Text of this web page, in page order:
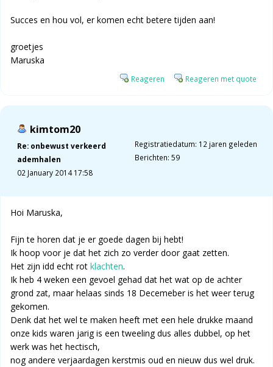
Succes en hou vol, er komen echt betere tijden aan!
groetjes
Maruska
Reageren Reageren met quote
kimtom20
Re: onbewust verkeerd
ademhalen
02 January 2014 17:58
Registratiedatum: 12 jaren geleden
Berichten: 59
Hoi Maruska,
Fijn te horen dat je er goede dagen bij hebt!
Ik hoop voor je dat het zich zo verder door gaat zetten.
Het zijn idd echt rot klachten.
Ik heb 4 weken een gevoel gehad dat het wat op de achter
grond zat, maar helaas sinds 18 Decemeber is het weer terug
gekomen.
Denk dat het wel te maken heeft met een hele drukke maand
onze kids waren jarig is een tweeling dus alles dubbel, op het
werk was het hectisch,
nog andere verjaardagen kerstmis oud en nieuw dus wel druk.